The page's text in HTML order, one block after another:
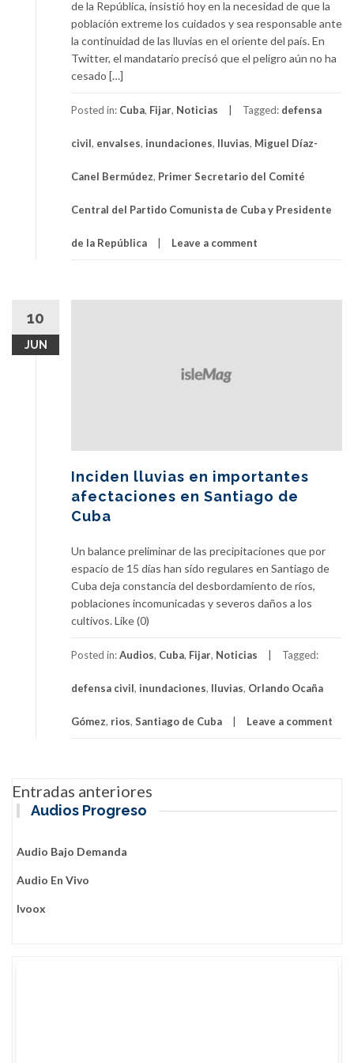
de la República, insistió hoy en la necesidad de que la
población extreme los cuidados y sea responsable ante
la continuidad de las lluvias en el oriente del país. En
Twitter, el mandatario precisó que el peligro aún no ha
cesado […]
Posted in: Cuba, Fijar, Noticias Tagged: defensa
civil, envalses, inundaciones, lluvias, Miguel Díaz-
Canel Bermúdez, Primer Secretario del Comité
Central del Partido Comunista de Cuba y Presidente
de la República Leave a comment
10
JUN
Inciden lluvias en importantes
afectaciones en Santiago de
Cuba
Un balance preliminar de las precipitaciones que por
espacio de 15 días han sido regulares en Santiago de
Cuba deja constancia del desbordamiento de ríos,
poblaciones incomunicadas y severos daños a los
cultivos. Like (0)
Posted in:Audios, Cuba, Fijar, Noticias Tagged:
defensa civil, inundaciones, lluvias, Orlando Ocaña
Gómez, rios, Santiago de Cuba Leave a comment
Navegación
de
entradas
Entradas anteriores
Audios Progreso
Audio Bajo Demanda
Audio En Vivo
Ivoox